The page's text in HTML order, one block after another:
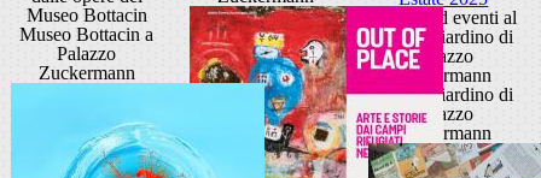
Museo Bottacin
Museo Bottacin a
Palazzo
Zuckermann
cinema ed eventi al
Teatro Giardino di
Palazzo
Zuckermann
Teatro Giardino di
Palazzo
Zuckermann